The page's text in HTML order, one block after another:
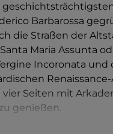
Barbarossa
die Straßen der
Maria Assunta
Incoronata
Seiten mit
genießen.